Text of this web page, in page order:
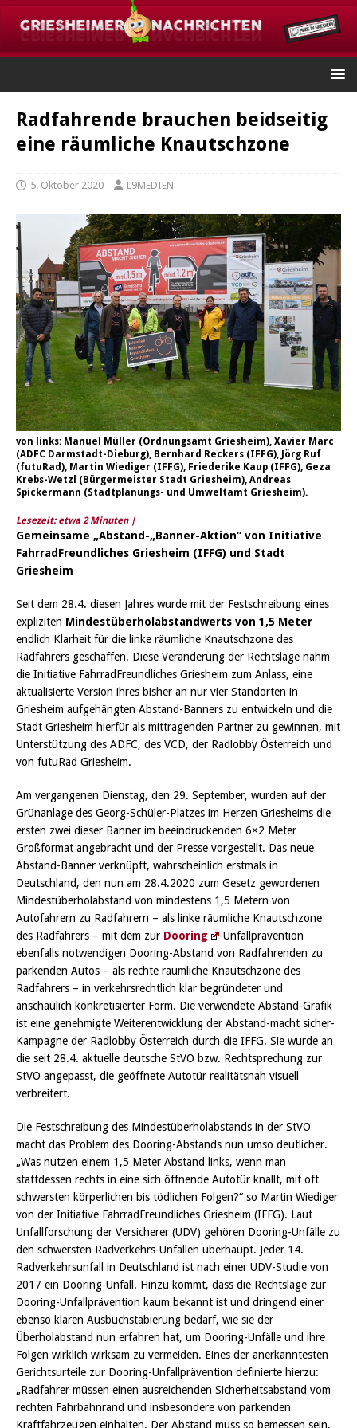
Radfahrende brauchen beidseitig
eine räumliche Knautschzone
5. Oktober 2020 L9MEDIEN
von links: Manuel Müller (Ordnungsamt Griesheim), Xavier Marc
(ADFC Darmstadt-Dieburg), Bernhard Reckers (IFFG), Jörg Ruf
(futuRad), Martin Wiediger (IFFG), Friederike Kaup (IFFG), Geza
Krebs-Wetzl (Bürgermeister Stadt Griesheim), Andreas
Spickermann (Stadtplanungs- und Umweltamt Griesheim).
Lesezeit: etwa 2 Minuten |
Gemeinsame „Abstand-„Banner-Aktion“ von Initiative
FahrradFreundliches Griesheim (IFFG) und Stadt
Griesheim
Seit dem 28.4. diesen Jahres wurde mit der Festschreibung eines
expliziten Mindestüberholabstandwerts von 1,5 Meter
endlich Klarheit für die linke räumliche Knautschzone des
Radfahrers geschaffen. Diese Veränderung der Rechtslage nahm
die Initiative FahrradFreundliches Griesheim zum Anlass, eine
aktualisierte Version ihres bisher an nur vier Standorten in
Griesheim aufgehängten Abstand-Banners zu entwickeln und die
Stadt Griesheim hierfür als mittragenden Partner zu gewinnen, mit
Unterstützung des ADFC, des VCD, der Radlobby Österreich und
von futuRad Griesheim.
Am vergangenen Dienstag, den 29. September, wurden auf der
Grünanlage des Georg-Schüler-Platzes im Herzen Griesheims die
ersten zwei dieser Banner im beeindruckenden 6×2 Meter
Großformat angebracht und der Presse vorgestellt. Das neue
Abstand-Banner verknüpft, wahrscheinlich erstmals in
Deutschland, den nun am 28.4.2020 zum Gesetz gewordenen
Mindestüberholabstand von mindestens 1,5 Metern von
Autofahrern zu Radfahrern – als linke räumliche Knautschzone
des Radfahrers – mit dem zur Dooring
-Unfallprävention
ebenfalls notwendigen Dooring-Abstand von Radfahrenden zu
parkenden Autos – als rechte räumliche Knautschzone des
Radfahrers – in verkehrsrechtlich klar begründeter und
anschaulich konkretisierter Form. Die verwendete Abstand-Grafik
ist eine genehmigte Weiterentwicklung der Abstand-macht sicher-
Kampagne der Radlobby Österreich durch die IFFG. Sie wurde an
die seit 28.4. aktuelle deutsche StVO bzw. Rechtsprechung zur
StVO angepasst, die geöffnete Autotür realitätsnah visuell
verbreitert.
Die Festschreibung des Mindestüberholabstands in der StVO
macht das Problem des Dooring-Abstands nun umso deutlicher.
„Was nutzen einem 1,5 Meter Abstand links, wenn man
stattdessen rechts in eine sich öffnende Autotür knallt, mit oft
schwersten körperlichen bis tödlichen Folgen?“ so Martin Wiediger
von der Initiative FahrradFreundliches Griesheim (IFFG). Laut
Unfallforschung der Versicherer (UDV) gehören Dooring-Unfälle zu
den schwersten Radverkehrs-Unfällen überhaupt. Jeder 14.
Radverkehrsunfall in Deutschland ist nach einer UDV-Studie von
2017 ein Dooring-Unfall. Hinzu kommt, dass die Rechtslage zur
Dooring-Unfallprävention kaum bekannt ist und dringend einer
ebenso klaren Ausbuchstabierung bedarf, wie sie der
Überholabstand nun erfahren hat, um Dooring-Unfälle und ihre
Folgen wirklich wirksam zu vermeiden. Eines der anerkanntesten
Gerichtsurteile zur Dooring-Unfallprävention definierte hierzu:
„Radfahrer müssen einen ausreichenden Sicherheitsabstand vom
rechten Fahrbahnrand und insbesondere von parkenden
Kraftfahrzeugen einhalten. Der Abstand muss so bemessen sein,